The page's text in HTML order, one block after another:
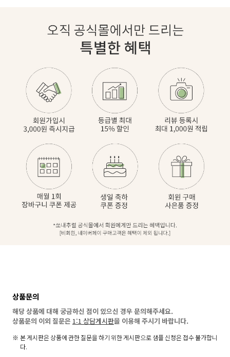
상품문의
해당 상품에 대해 궁금하신 점이 있으신 경우 문의해주세요.
상품문의 이외 질문은 1:1 상담게시판을 이용해 주시기 바랍니다.
본 게시판은 상품에 관한 질문을 하기 위한 게시판으로 샘플 신청은 접수 불가합니
다.